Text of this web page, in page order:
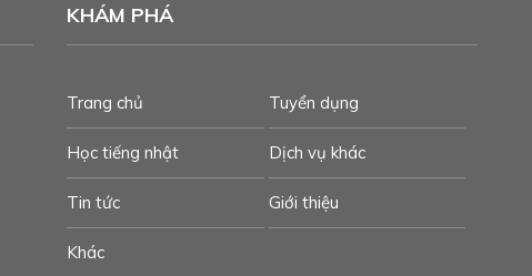
KHÁM PHÁ
Trang chủ Tuyển dụng
Học tiếng nhật Dịch vụ khác
Tin tức Giới thiệu
Khác